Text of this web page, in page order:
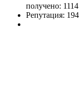
получено: 1114
Репутация: 194